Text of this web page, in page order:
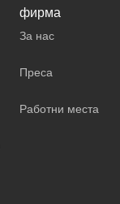
фирма
За нас
Преса
Работни места